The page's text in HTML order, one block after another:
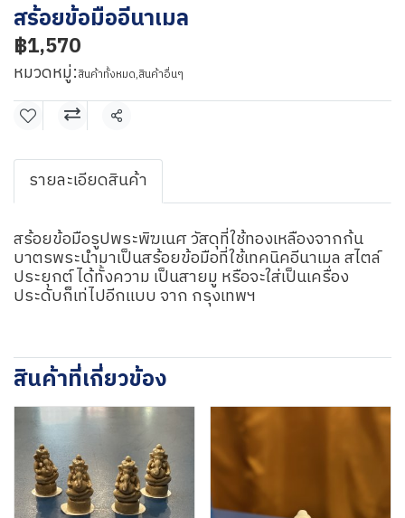
สร้อยข้อมืออีนาเมล
฿1,570
หมวดหมู่:สินค้าทั้งหมด,สินค้าอื่นๆ
แชร์
รายละเอียดสินค้า
สร้อยข้อมือรูปพระพิฆเนศ วัสดุที่ใช้ทองเหลืองจากก้น
บาตรพระนำมาเป็นสร้อยข้อมือที่ใช้เทคนิคอีนาเมล สไตล์
ประยุกต์ ได้ทั้งความ เป็นสายมู หรือจะใส่เป็นเครื่อง
ประดับก็เท่ไปอีกแบบ จาก กรุงเทพฯ
สินค้าที่เกี่ยวข้อง